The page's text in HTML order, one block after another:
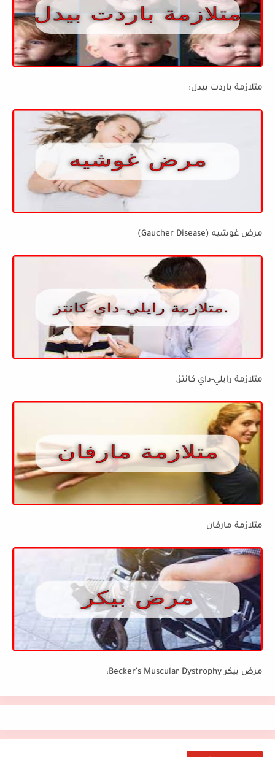
متلازمة باردت بيدل:
مرض غوشيه (Gaucher Disease)
متلازمة رايلي-داي كانتز.
متلازمة مارفان
مرض بيكر Becker's Muscular Dystrophy: